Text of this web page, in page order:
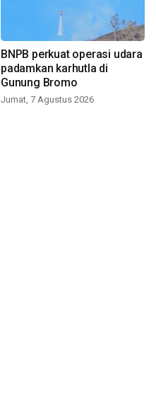
BNPB perkuat operasi udara
padamkan karhutla di
Gunung Bromo
Jumat, 7 Agustus 2026